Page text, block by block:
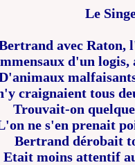
Le
avec Raton,
d'un
craignaient tous
Trouvait-on
ne s'en prenait
Bertrand dérobait
Etait moins attentif